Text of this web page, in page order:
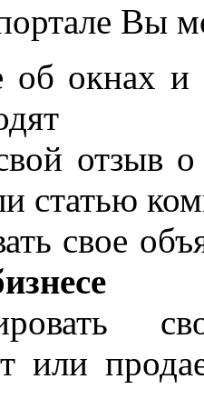
Вы
об окнах и
отзыв
статью
свое
или